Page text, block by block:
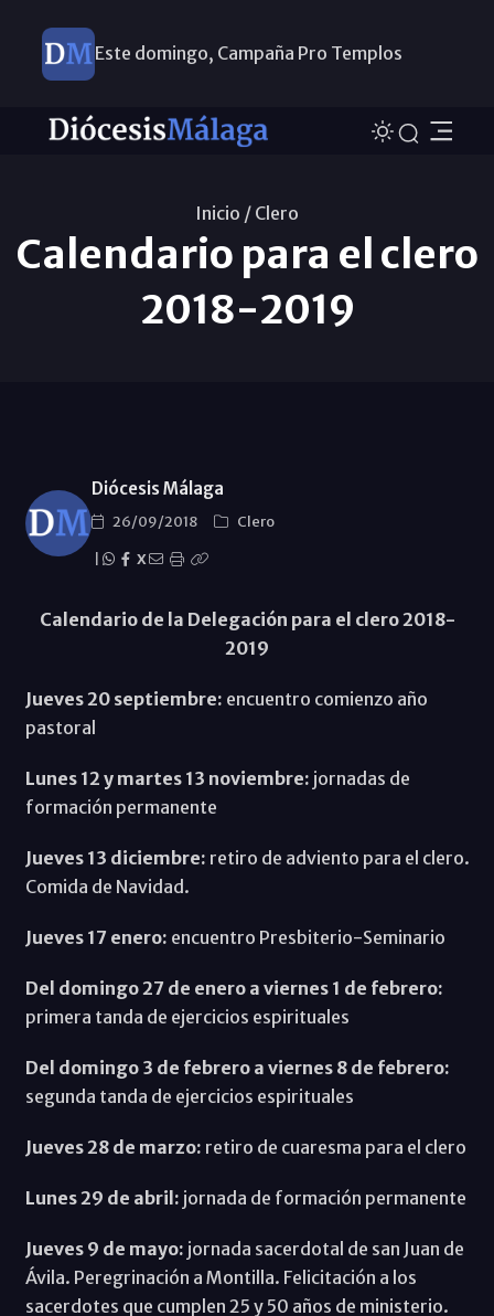
Este domingo, Campaña Pro Templos
Inicio / Clero
Calendario para el clero
2018-2019
Diócesis Málaga
26/09/2018
Clero
X
Calendario de la Delegación para el clero 2018-
2019
Jueves 20 septiembre: encuentro comienzo año
pastoral
Lunes 12 y martes 13 noviembre: jornadas de
formación permanente
Jueves 13 diciembre: retiro de adviento para el clero.
Comida de Navidad.
Jueves 17 enero: encuentro Presbiterio-Seminario
Del domingo 27 de enero a viernes 1 de febrero:
primera tanda de ejercicios espirituales
Del domingo 3 de febrero a viernes 8 de febrero:
segunda tanda de ejercicios espirituales
Jueves 28 de marzo: retiro de cuaresma para el clero
Lunes 29 de abril: jornada de formación permanente
Jueves 9 de mayo: jornada sacerdotal de san Juan de
Ávila. Peregrinación a Montilla. Felicitación a los
sacerdotes que cumplen 25 y 50 años de ministerio.